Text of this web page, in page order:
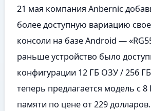
21 мая компания Anbernic
более доступную вариацию
консоли на базе Android —
раньше устройство было
конфигурации 12 ГБ ОЗУ / 256
теперь предлагается модель с
памяти по цене от 229